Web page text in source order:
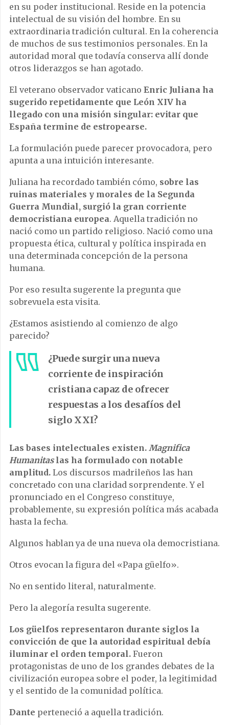
en su poder institucional. Reside en la potencia
intelectual de su visión del hombre. En su
extraordinaria tradición cultural. En la coherencia
de muchos de sus testimonios personales. En la
autoridad moral que todavía conserva allí donde
otros liderazgos se han agotado.
El veterano observador vaticano Enric Juliana ha
sugerido repetidamente que León XIV ha
llegado con una misión singular: evitar que
España termine de estropearse.
La formulación puede parecer provocadora, pero
apunta a una intuición interesante.
Juliana ha recordado también cómo, sobre las
ruinas materiales y morales de la Segunda
Guerra Mundial, surgió la gran corriente
democristiana europea. Aquella tradición no
nació como un partido religioso. Nació como una
propuesta ética, cultural y política inspirada en
una determinada concepción de la persona
humana.
Por eso resulta sugerente la pregunta que
sobrevuela esta visita.
¿Estamos asistiendo al comienzo de algo
parecido?
¿Puede surgir una nueva
corriente de inspiración
cristiana capaz de ofrecer
respuestas a los desafíos del
siglo XXI?
Las bases intelectuales existen. Magnifica
Humanitaslas ha formulado con notable
amplitud. Los discursos madrileños las han
concretado con una claridad sorprendente. Y el
pronunciado en el Congreso constituye,
probablemente, su expresión política más acabada
hasta la fecha.
Algunos hablan ya de una nueva ola democristiana.
Otros evocan la figura del «Papa güelfo».
No en sentido literal, naturalmente.
Pero la alegoría resulta sugerente.
Los güelfos representaron durante siglos la
convicción de que la autoridad espiritual debía
iluminar el orden temporal. Fueron
protagonistas de uno de los grandes debates de la
civilización europea sobre el poder, la legitimidad
y el sentido de la comunidad política.
Dante perteneció a aquella tradición.